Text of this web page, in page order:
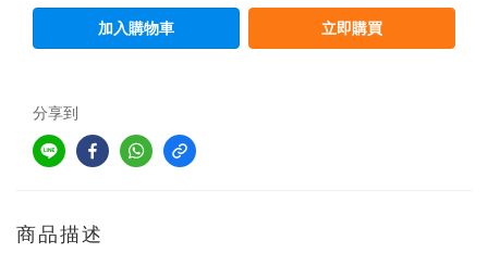
加入購物車 立即購買
分享到
商品描述